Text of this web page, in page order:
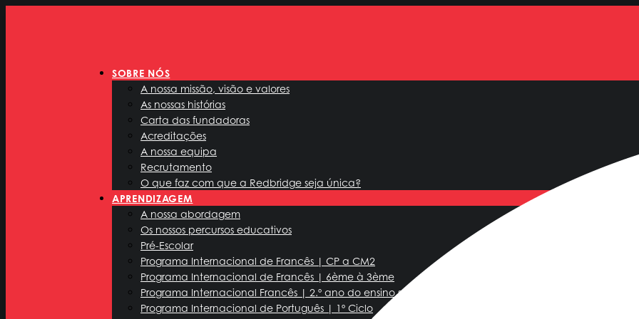
SOBRE NÓS
A nossa missão, visão e valores
As nossas histórias
Carta das fundadoras
Acreditações
A nossa equipa
Recrutamento
O que faz com que a Redbridge seja única?
APRENDIZAGEM
A nossa abordagem
Os nossos percursos educativos
Pré-Escolar
Programa Internacional de Francês | CP a CM2
Programa Internacional de Francês | 6ème à 3ème
Programa Internacional Francês | 2.º ano do ensino secundário até ao último ano do ensino
Programa Internacional de Português | 1º Ciclo